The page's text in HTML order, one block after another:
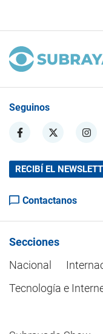
Seguinos
RECIBÍ EL
Contactanos
Secciones
Nacional
Tecnología e